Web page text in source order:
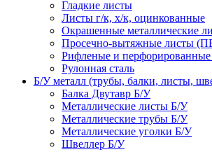
Гладкие листы
Листы г/к, х/к, оцинкованные
Окрашенные металлические
Просечно-вытяжные листы
Рифленые и
Рулонная сталь
Б/У металл (трубы, балки, листы,
Балка Двутавр Б/У
Металлические листы Б/У
Металлические трубы Б/У
Металлические уголки Б/У
Швеллер Б/У